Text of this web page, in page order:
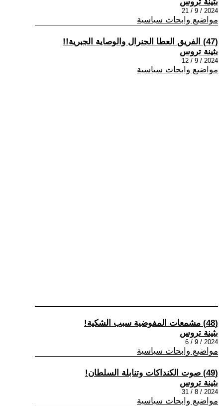
2024 / 9 / 21
مواضيع وابحاث سياسية
(47) الفريق العطا الجنرال والوصاية الجبرية!!
بثينة تروس
2024 / 9 / 12
مواضيع وابحاث سياسية
(48) مشمعات المفوضية سبب الشكية!
بثينة تروس
2024 / 9 / 6
مواضيع وابحاث سياسية
(49) صوت الكنداكات وتنابلة السلطان!
بثينة تروس
2024 / 8 / 31
مواضيع وابحاث سياسية